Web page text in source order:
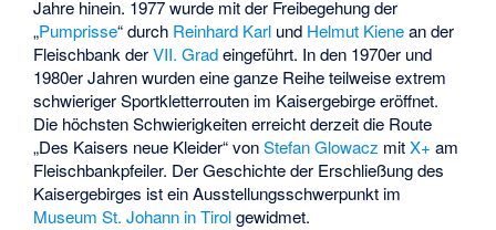
Jahre hinein. 1977 wurde mit der Freibegehung der
„Pumprisse“ durch Reinhard Karl und Helmut Kienean der
Fleischbank derVII. Gradeingeführt. In den 1970er und
1980er Jahren wurden eine ganze Reihe teilweise extrem
schwieriger Sportkletterrouten im Kaisergebirge eröffnet.
Die höchsten Schwierigkeiten erreicht derzeit die Route
„Des Kaisers neue Kleider“ vonStefan Glowacz mitX+ am
Fleischbankpfeiler. Der Geschichte der Erschließung des
Kaisergebirges ist ein Ausstellungsschwerpunkt im
Museum St. Johann in Tirolgewidmet.